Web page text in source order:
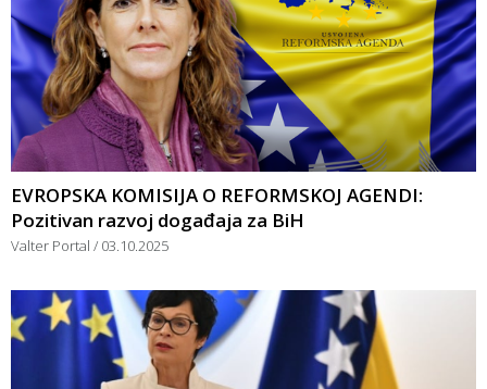
EVROPSKA KOMISIJA O REFORMSKOJ AGENDI:
Pozitivan razvoj događaja za BiH
Valter Portal 03.10.2025